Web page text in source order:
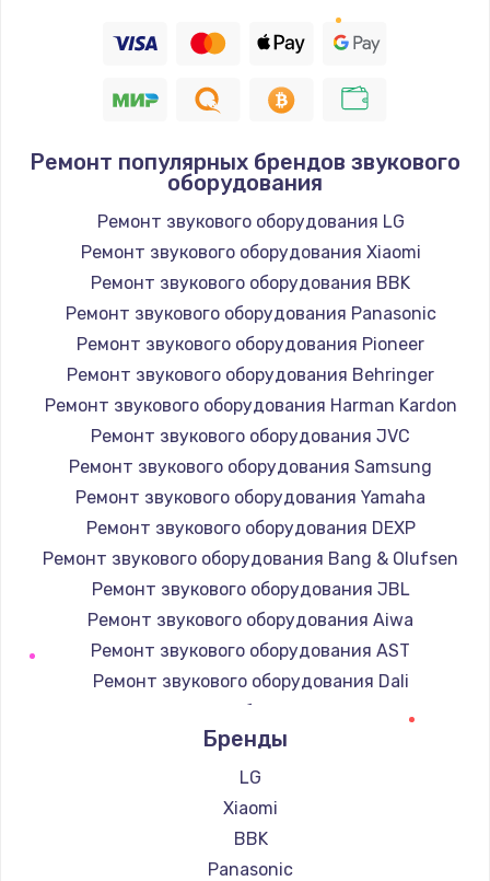
Ремонт популярных брендов звукового
оборудования
Ремонт звукового оборудования LG
Ремонт звукового оборудования Xiaomi
Ремонт звукового оборудования BBK
Ремонт звукового оборудования Panasonic
Ремонт звукового оборудования Pioneer
Ремонт звукового оборудования Behringer
Ремонт звукового оборудования Harman Kardon
Ремонт звукового оборудования JVC
Ремонт звукового оборудования Samsung
Ремонт звукового оборудования Yamaha
Ремонт звукового оборудования DEXP
Ремонт звукового оборудования Bang & Olufsen
Ремонт звукового оборудования JBL
Ремонт звукового оборудования Aiwa
Ремонт звукового оборудования AST
Ремонт звукового оборудования Dali
Ремонт звукового оборудования Marshall
Ремонт звукового оборудования Supra
Бренды
LG
Xiaomi
BBK
Panasonic